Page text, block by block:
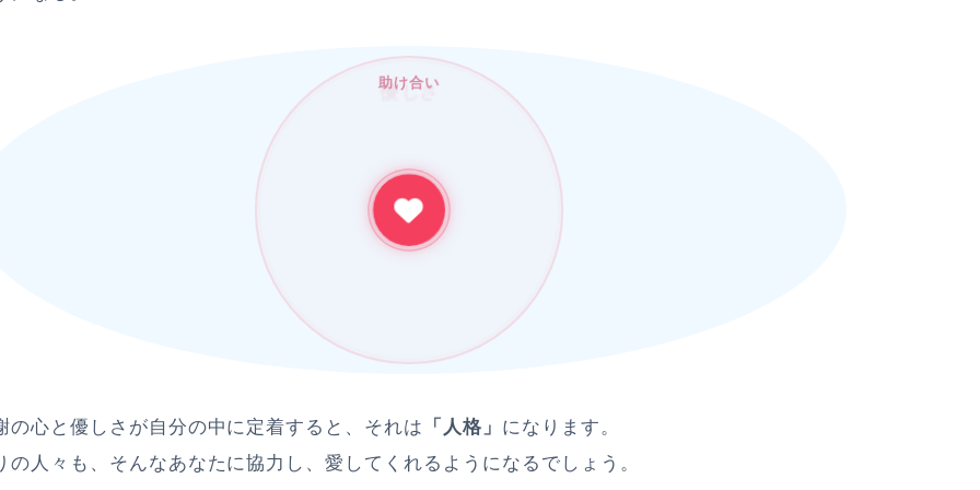
ありがとう
助け合い
の心と優しさが自分の中に定着すると、それは 「人格」 になります。
の人々も、そんなあなたに協力し、愛してくれるようになるでしょう。